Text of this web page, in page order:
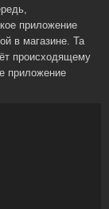
приложение
в магазине. Та
происходящему
приложение